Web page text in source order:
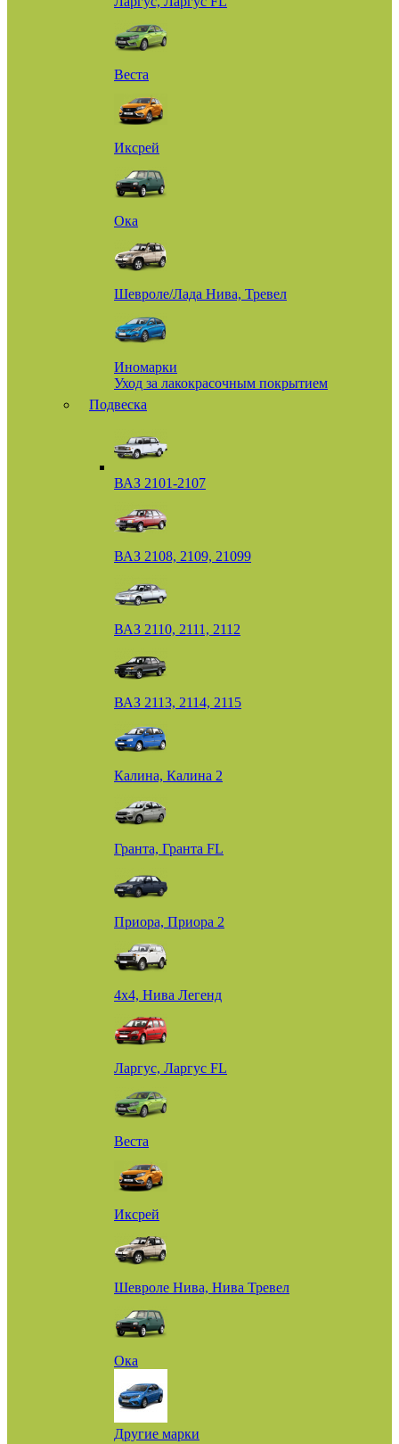
Веста
Иксрей
Ока
Шевроле/Лада Нива, Тревел
Иномарки
Уход за лакокрасочным покрытием
Подвеска
ВАЗ 2101-2107
ВАЗ 2108, 2109, 21099
ВАЗ 2110, 2111, 2112
ВАЗ 2113, 2114, 2115
Калина, Калина 2
Гранта, Гранта FL
Приора, Приора 2
4х4, Нива Легенд
Ларгус, Ларгус FL
Веста
Иксрей
Шевроле Нива, Нива Тревел
Ока
Другие марки